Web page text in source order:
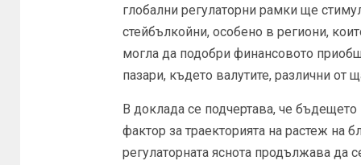
глобални регулаторни рамки ще
стейбълкойни, особено в региони,
могла да подобри финансовото
пазари, където валутите, различни от
В доклада се подчертава, че
фактор за траекторията на растеж на
регулаторната яснота продължава да